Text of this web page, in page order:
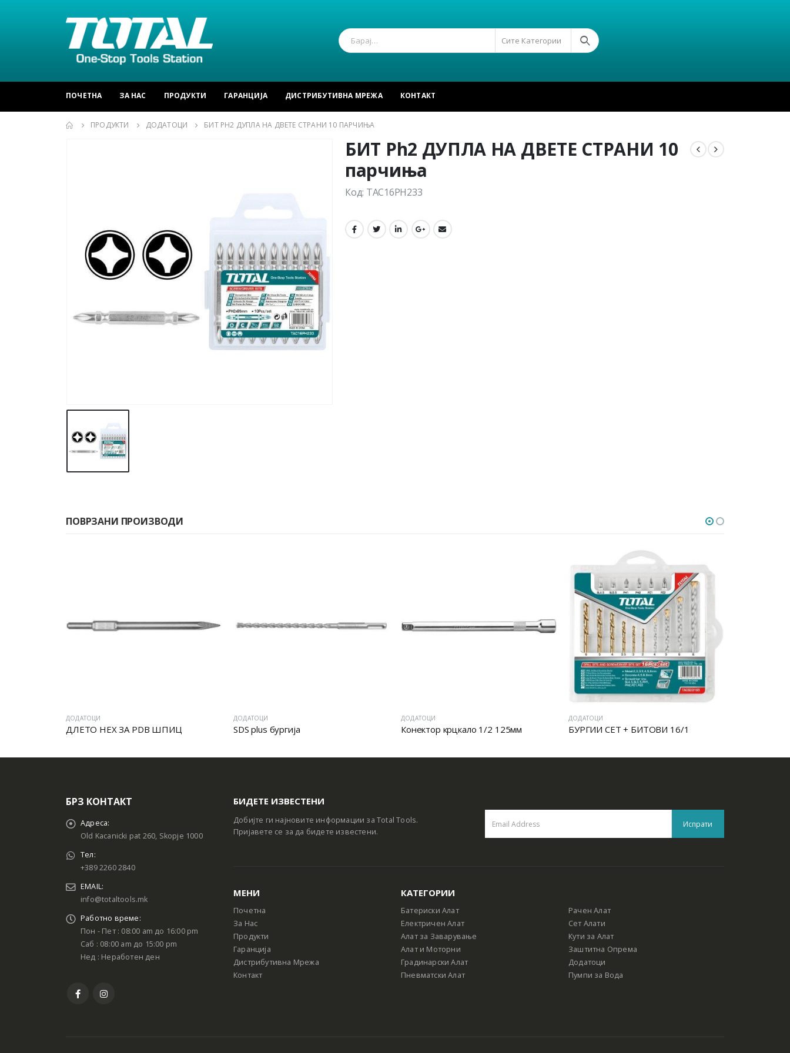
Сите Категории
ПОЧЕТНА ЗА НАС ПРОДУКТИ ГАРАНЦИЈА ДИСТРИБУТИВНА МРЕЖА КОНТАКТ
ПРОДУКТИ ДОДАТОЦИ БИТ PH2 ДУПЛА НА ДВЕТЕ СТРАНИ 10 ПАРЧИЊА
БИТ Ph2 ДУПЛА НА ДВЕТЕ СТРАНИ 10
парчиња
Код: TAC16PH233
ПОВРЗАНИ ПРОИЗВОДИ
ДОДАТОЦИ
ДЛЕТО HEX ЗА PDB ШПИЦ
ДОДАТОЦИ
SDS plus бургија
ДОДАТОЦИ
Конектор крцкало 1/2 125мм
ДОДАТОЦИ
БУРГИИ СЕТ + БИТОВИ 16/1
БРЗ КОНТАКТ
Адреса:
Old Kacanicki pat 260, Skopje 1000
Тел:
+389 2260 2840
EMAIL:
info@totaltools.mk
Работно време:
Пон - Пет : 08:00 am до 16:00 pm
Саб : 08:00 am до 15:00 pm
Нед : Неработен ден
БИДЕТЕ ИЗВЕСТЕНИ
Добијте ги најновите информации за Total Tools.
Пријавете се за да бидете известени.
МЕНИ
Почетна
За Нас
Продукти
Гаранција
Дистрибутивна Мрежа
Контакт
КАТЕГОРИИ
Батериски Алат
Електричен Алат
Алат за Заварување
Алат и Моторни
Градинарски Алат
Пневматски Алат
Рачен Алат
Сет Алати
Кути за Алат
Заштитна Опрема
Додатоци
Пумпи за Вода